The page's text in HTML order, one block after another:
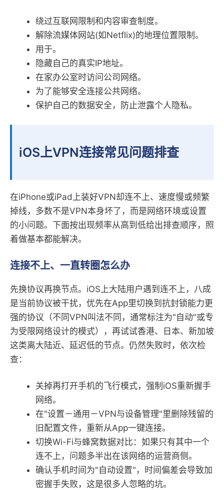
绕过互联网限制和内容审查制度。
解除流媒体网站(如Netflix)的地理位置限制。
用于。
隐藏自己的真实IP地址。
在家办公室时访问公司网络。
为了能够安全连接公共网络。
保护自己的数据安全，防止泄露个人隐私。
iOS上VPN连接常见问题排查
在iPhone或iPad上装好VPN却连不上、速度慢或频繁
掉线，多数不是VPN本身坏了，而是网络环境或设置
的小问题。下面按出现频率从高到低给出排查顺序，照
着做基本都能解决。
连接不上、一直转圈怎么办
先换协议再换节点。iOS上大陆用户遇到连不上，八成
是当前协议被干扰，优先在App里切换到抗封锁能力更
强的协议（不同VPN叫法不同，通常标注为"自动"或专
为受限网络设计的模式），再试试香港、日本、新加坡
这类离大陆近、延迟低的节点。仍然失败时，依次检
查：
关掉再打开手机的飞行模式，强制iOS重新握手
网络。
在"设置－通用－VPN与设备管理"里删除残留的
旧配置文件，重新从App一键连接。
切换Wi-Fi与蜂窝数据对比：如果只有其中一个
连不上，问题多半出在该网络的运营商侧。
确认手机时间为"自动设置"，时间偏差会导致加
密握手失败，这是很多人忽略的坑。